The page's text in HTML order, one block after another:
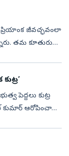
ప్రియాంక జీవచ్ఛవంలా
తమ కూతురు
పెద్దలు కుట్ర
ఆరోపించారు.